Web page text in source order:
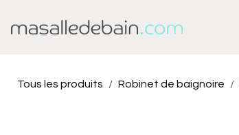
Tous les produits Robinet de baignoire